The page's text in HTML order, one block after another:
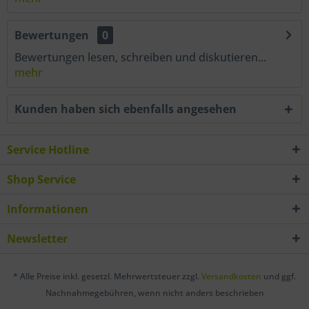
Bewertungen
0
Bewertungen lesen, schreiben und diskutieren...
mehr
Kunden haben sich ebenfalls angesehen
Service Hotline
Shop Service
Informationen
Newsletter
* Alle Preise inkl. gesetzl. Mehrwertsteuer zzgl. Versandkosten und ggf.
Nachnahmegebühren, wenn nicht anders beschrieben